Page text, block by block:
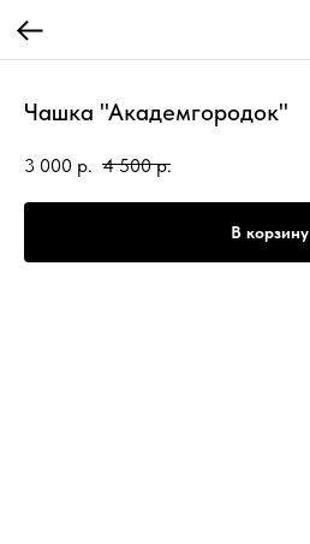
Чашка "Академгородок"
3 000 р. 4 500 р.
В корзину